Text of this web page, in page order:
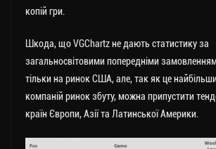
копій гри.
Шкода, що VGChartz не дають статистику за
загальносвітовими попередніми
тільки на ринок США, але, так як це
компаній ринок збуту, можна припустити
країн Європи, Азії та Латинської Америки.